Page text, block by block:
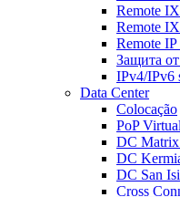
Remote IX
Remote
Remote IP
Защита
IPv4/IPv6
Data Center
Colocação
PoP Virtual
DC Matrix
DC
DC San
Cross